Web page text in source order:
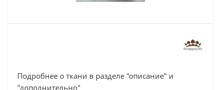
Подробнее о ткани в разделе "описание" и
"дополнительно"